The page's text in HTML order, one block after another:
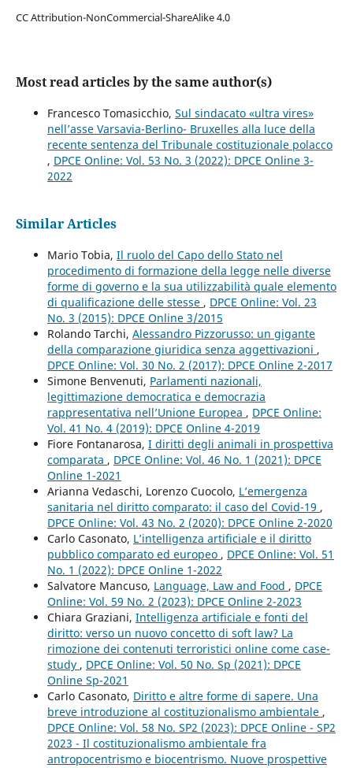
CC Attribution-NonCommercial-ShareAlike 4.0
Most read articles by the same author(s)
Francesco Tomasicchio, Sul sindacato «ultra vires»
nell’asse Varsavia-Berlino- Bruxelles alla luce della
recente sentenza del Tribunale costituzionale polacco
, DPCE Online: Vol. 53 No. 3 (2022): DPCE Online 3-
2022
Similar Articles
Mario Tobia, Il ruolo del Capo dello Stato nel
procedimento di formazione della legge nelle diverse
forme di governo e la sua utilizzabilità quale elemento
di qualificazione delle stesse , DPCE Online: Vol. 23
No. 3 (2015): DPCE Online 3/2015
Rolando Tarchi, Alessandro Pizzorusso: un gigante
della comparazione giuridica senza aggettivazioni ,
DPCE Online: Vol. 30 No. 2 (2017): DPCE Online 2-2017
Simone Benvenuti, Parlamenti nazionali,
legittimazione democratica e democrazia
rappresentativa nell’Unione Europea , DPCE Online:
Vol. 41 No. 4 (2019): DPCE Online 4-2019
Fiore Fontanarosa, I diritti degli animali in prospettiva
comparata , DPCE Online: Vol. 46 No. 1 (2021): DPCE
Online 1-2021
Arianna Vedaschi, Lorenzo Cuocolo, L’emergenza
sanitaria nel diritto comparato: il caso del Covid-19 ,
DPCE Online: Vol. 43 No. 2 (2020): DPCE Online 2-2020
Carlo Casonato, L’intelligenza artificiale e il diritto
pubblico comparato ed europeo , DPCE Online: Vol. 51
No. 1 (2022): DPCE Online 1-2022
Salvatore Mancuso, Language, Law and Food , DPCE
Online: Vol. 59 No. 2 (2023): DPCE Online 2-2023
Chiara Graziani, Intelligenza artificiale e fonti del
diritto: verso un nuovo concetto di soft law? La
rimozione dei contenuti terroristici online come case-
study , DPCE Online: Vol. 50 No. Sp (2021): DPCE
Online Sp-2021
Carlo Casonato, Diritto e altre forme di sapere. Una
breve introduzione al costituzionalismo ambientale ,
DPCE Online: Vol. 58 No. SP2 (2023): DPCE Online - SP2
2023 - Il costituzionalismo ambientale fra
antropocentrismo e biocentrismo. Nuove prospettive